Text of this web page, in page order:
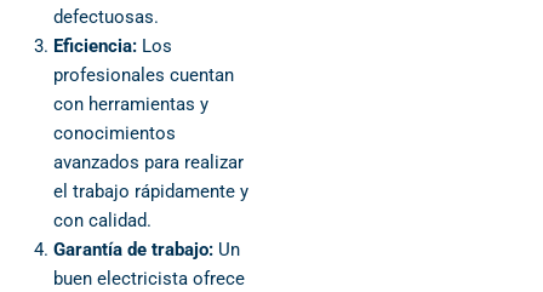
defectuosas.
Eficiencia:Los
profesionales cuentan
con herramientas y
conocimientos
avanzados para realizar
el trabajo rápidamente y
con calidad.
Garantía de trabajo:Un
buen electricista ofrece